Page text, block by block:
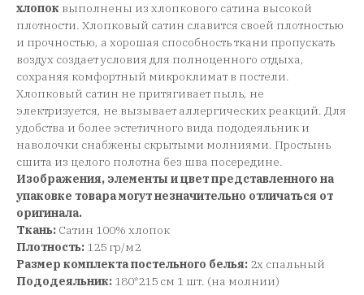
хлопок выполнены из хлопкового сатина высокой
плотности. Хлопковый сатин славится своей плотностью
и прочностью, а хорошая способность ткани пропускать
воздух создает условия для полноценного отдыха,
сохраняя комфортный микроклимат в постели.
Хлопковый сатин не притягивает пыль, не
электризуется, не вызывает аллергических реакций. Для
удобства и более эстетичного вида пододеяльник и
наволочки снабжены скрытыми молниями. Простынь
сшита из целого полотна без шва посередине.
Изображения, элементы и цвет представленного на
упаковке товара могут незначительно отличаться от
оригинала.
Ткань: Сатин 100% хлопок
Плотность: 125 гр/м2
Размер комплекта постельного белья: 2х спальный
Пододеяльник: 180*215 см 1 шт. (на молнии)